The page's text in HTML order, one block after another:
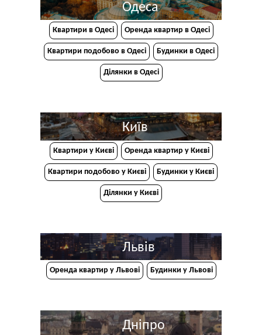
Одеса
Квартири в Одесі Оренда квартир в Одесі
Квартири подобово в Одесі Будинки в Одесі
Ділянки в Одесі
Київ
Квартири у Києві Оренда квартир у Києві
Квартири подобово у Києві Будинки у Києві
Ділянки у Києві
Львів
Оренда квартир у Львові Будинки у Львові
Дніпро